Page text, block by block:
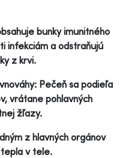
bunky imunitného
infekciám a odstraňujú
z krvi.
Pečeň sa podieľa
vrátane pohlavných
žľazy.
z hlavných orgánov
v tele.